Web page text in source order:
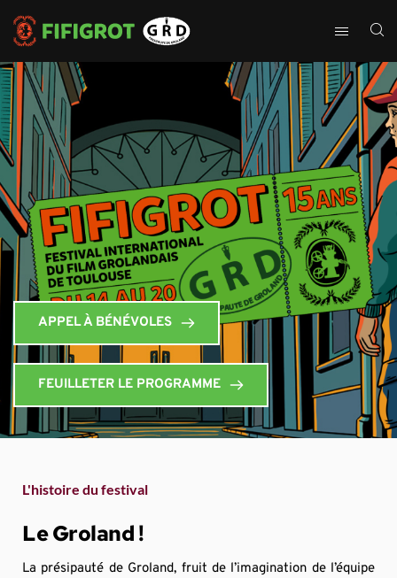
APPEL À BÉNÉVOLES
FEUILLETER LE PROGRAMME
L'histoire du festival
Le Groland !
La présipauté de Groland, fruit de l’imagination de l’équipe